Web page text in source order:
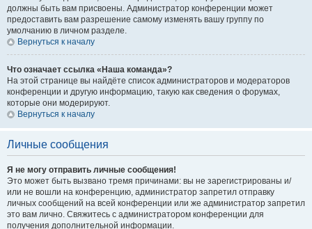
должны быть вам присвоены. Администратор конференции может
предоставить вам разрешение самому изменять вашу группу по
умолчанию в личном разделе.
Вернуться к началу
Что означает ссылка «Наша команда»?
На этой странице вы найдёте список администраторов и модераторов
конференции и другую информацию, такую как сведения о форумах,
которые они модерируют.
Вернуться к началу
Личные сообщения
Я не могу отправить личные сообщения!
Это может быть вызвано тремя причинами: вы не зарегистрированы и/
или не вошли на конференцию, администратор запретил отправку
личных сообщений на всей конференции или же администратор запретил
это вам лично. Свяжитесь с администратором конференции для
получения дополнительной информации.